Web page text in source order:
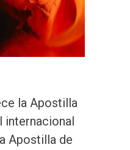
la Apostilla
internacional
Apostilla de